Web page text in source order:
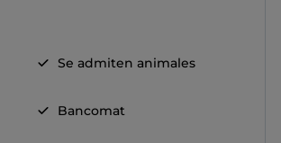
Se admiten animales
Bancomat